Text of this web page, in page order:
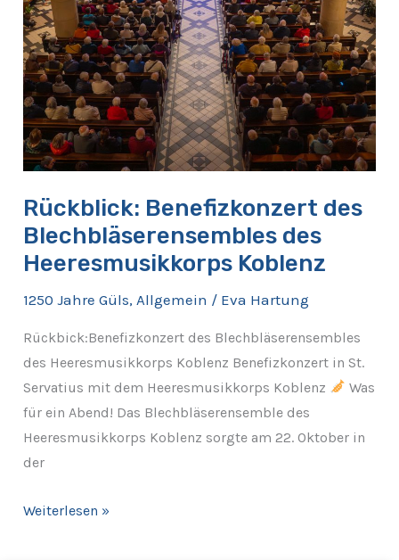
Rückblick: Benefizkonzert des
Blechbläserensembles des
Heeresmusikkorps Koblenz
1250 Jahre Güls, Allgemein / Eva Hartung
Rückbick:Benefizkonzert des Blechbläserensembles
des Heeresmusikkorps Koblenz Benefizkonzert in St.
Servatius mit dem Heeresmusikkorps Koblenz
Was
für ein Abend! Das Blechbläserensemble des
Heeresmusikkorps Koblenz sorgte am 22. Oktober in
der
Weiterlesen »